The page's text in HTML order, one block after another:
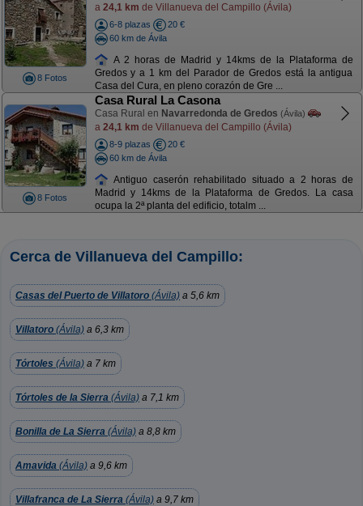
8 Fotos
a 24,1 km de Villanueva del Campillo (Ávila)
6-8 plazas
20 €
60 km de Ávila
A 2 horas de Madrid y 14kms de la Plataforma de
Gredos y a 1 km del Parador de Gredos está la antigua
Casa del Cura, en pleno corazón de Gre ...
8 Fotos
Casa Rural La Casona
Casa Rural en Navarredonda de Gredos (Ávila)
a 24,1 km de Villanueva del Campillo (Ávila)
8-9 plazas
20 €
60 km de Ávila
Antiguo caserón rehabilitado situado a 2 horas de
Madrid y 14kms de la Plataforma de Gredos. La casa
ocupa la 2ª planta del edificio, totalm ...
Cerca de Villanueva del Campillo:
Casas del Puerto de Villatoro (Ávila) a 5,6 km
Villatoro (Ávila) a 6,3 km
Tórtoles (Ávila) a 7 km
Tórtoles de la Sierra (Ávila) a 7,1 km
Bonilla de La Sierra (Ávila) a 8,8 km
Amavida (Ávila) a 9,6 km
Villafranca de La Sierra (Ávila) a 9,7 km